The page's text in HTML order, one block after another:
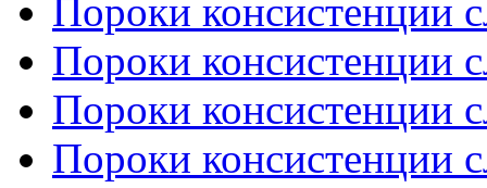
Пороки консистенции
Пороки консистенции
Пороки консистенции
Пороки консистенции